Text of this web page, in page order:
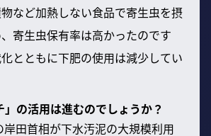
など加熱しない食品で寄生虫を摂
寄生虫保有率は高かったのです
とともに下肥の使用は減少してい
の活用は進むのでしょうか？
田首相が下水汚泥の大規模利用